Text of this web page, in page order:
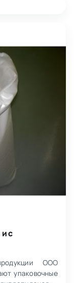
с
ООО
упаковочные